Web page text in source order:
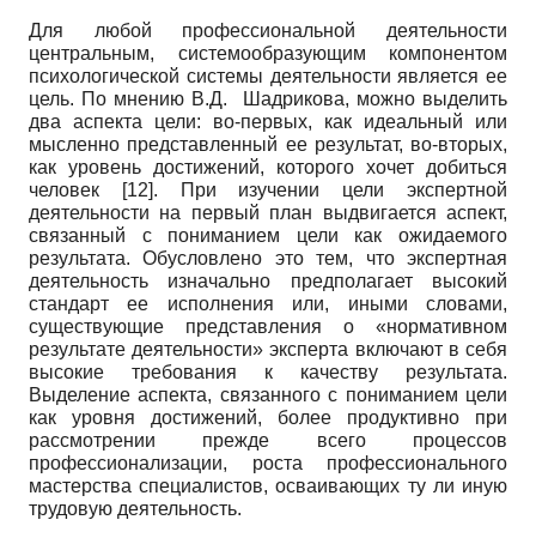
Для любой профессиональной деятельности
центральным, системообразующим компонентом
психологической системы деятельности является ее
цель. По мнению В.Д. Шадрикова, можно выделить
два аспекта цели: во-первых, как идеальный или
мысленно представленный ее результат, во-вторых,
как уровень достижений, которого хочет добиться
человек
[12]. При изучении цели экспертной
деятельности на первый план выдвигается аспект,
связанный с пониманием цели как ожидаемого
результата. Обусловлено это тем, что экспертная
деятельность изначально предполагает высокий
стандарт ее исполнения или, иными словами,
существующие представления о «нормативном
результате деятельности» эксперта включают в себя
высокие требования к качеству результата.
Выделение аспекта, связанного с пониманием цели
как уровня достижений, более продуктивно при
рассмотрении прежде всего процессов
профессионализации, роста профессионального
мастерства специалистов, осваивающих ту ли иную
трудовую деятельность.